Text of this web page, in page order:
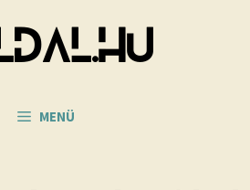
MENÜ